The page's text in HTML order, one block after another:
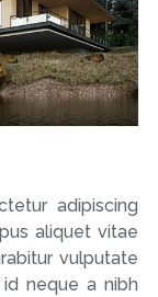
adipiscing
aliquet vitae
vulputate
neque a nibh